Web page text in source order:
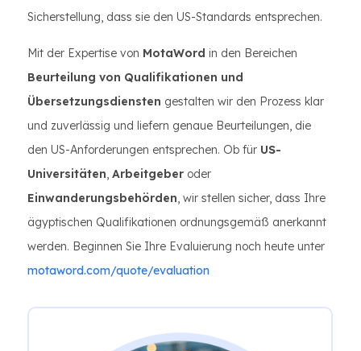
Sicherstellung, dass sie den US-Standards entsprechen.
Mit der Expertise von MotaWord in den Bereichen
Beurteilung von Qualifikationen und
Übersetzungsdiensten gestalten wir den Prozess klar
und zuverlässig und liefern genaue Beurteilungen, die
den US-Anforderungen entsprechen. Ob für US-
Universitäten, Arbeitgeber oder
Einwanderungsbehörden, wir stellen sicher, dass Ihre
ägyptischen Qualifikationen ordnungsgemäß anerkannt
werden. Beginnen Sie Ihre Evaluierung noch heute unter
motaword.com/quote/evaluation